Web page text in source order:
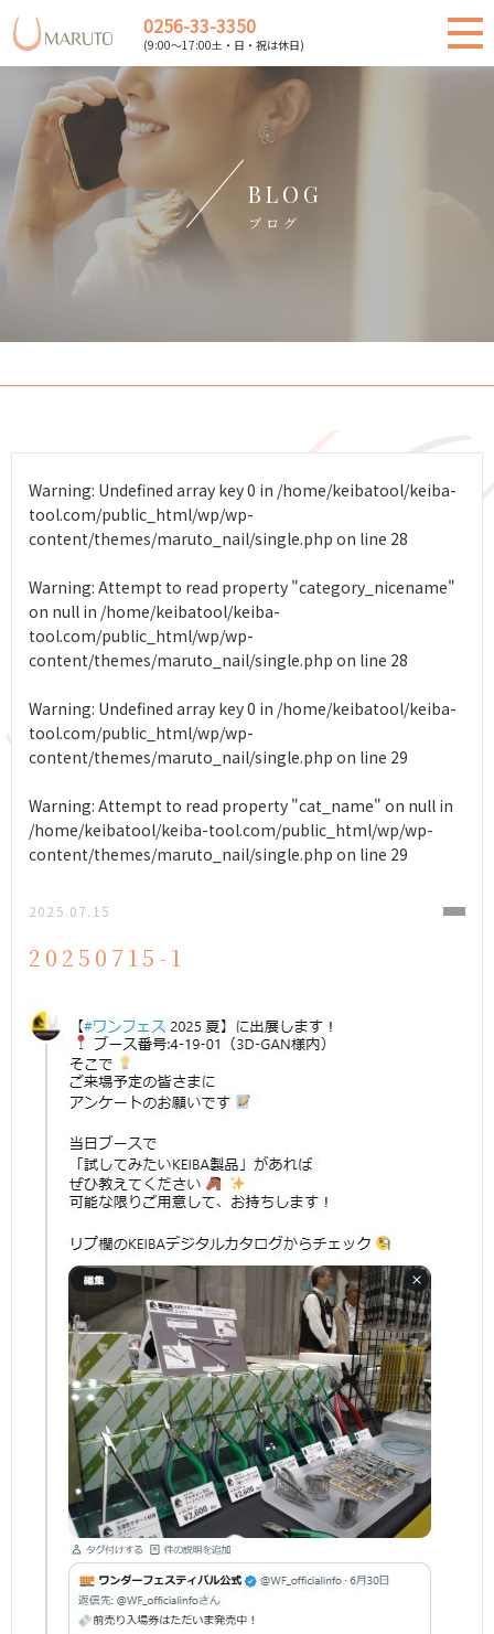
0256-33-3350
(9:00～17:00土・日・祝は休日)
BLOG
ブログ
Warning: Undefined array key 0 in /home/keibatool/keiba-
tool.com/public_html/wp/wp-
content/themes/maruto_nail/single.php on line 28
Warning: Attempt to read property "category_nicename"
on null in /home/keibatool/keiba-
tool.com/public_html/wp/wp-
content/themes/maruto_nail/single.php on line 28
Warning: Undefined array key 0 in /home/keibatool/keiba-
tool.com/public_html/wp/wp-
content/themes/maruto_nail/single.php on line 29
Warning: Attempt to read property "cat_name" on null in
/home/keibatool/keiba-tool.com/public_html/wp/wp-
content/themes/maruto_nail/single.php on line 29
2025.07.15
20250715-1